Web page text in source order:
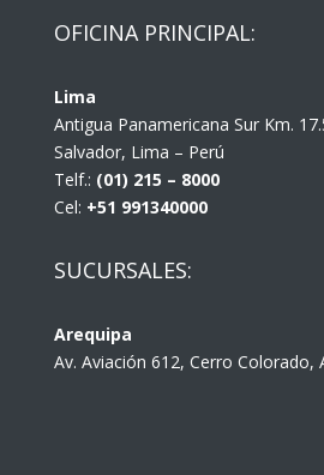
OFICINA PRINCIPAL:
Lima
Antigua Panamericana Sur Km.
Salvador, Lima – Perú
Telf.: (01) 215 – 8000
Cel: +51 991340000
SUCURSALES:
Arequipa
Av. Aviación 612, Cerro Colorado,